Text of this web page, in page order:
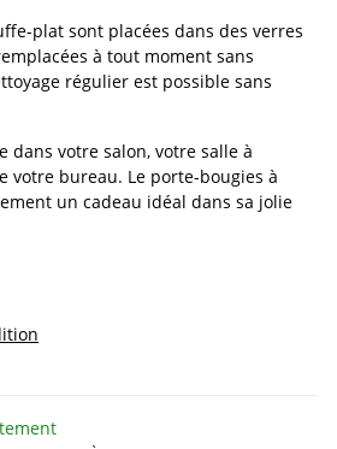
plat sont placées dans des verres
à tout moment sans
régulier est possible sans
dans votre salon, votre salle à
votre bureau. Le porte-bougies à
un cadeau idéal dans sa jolie